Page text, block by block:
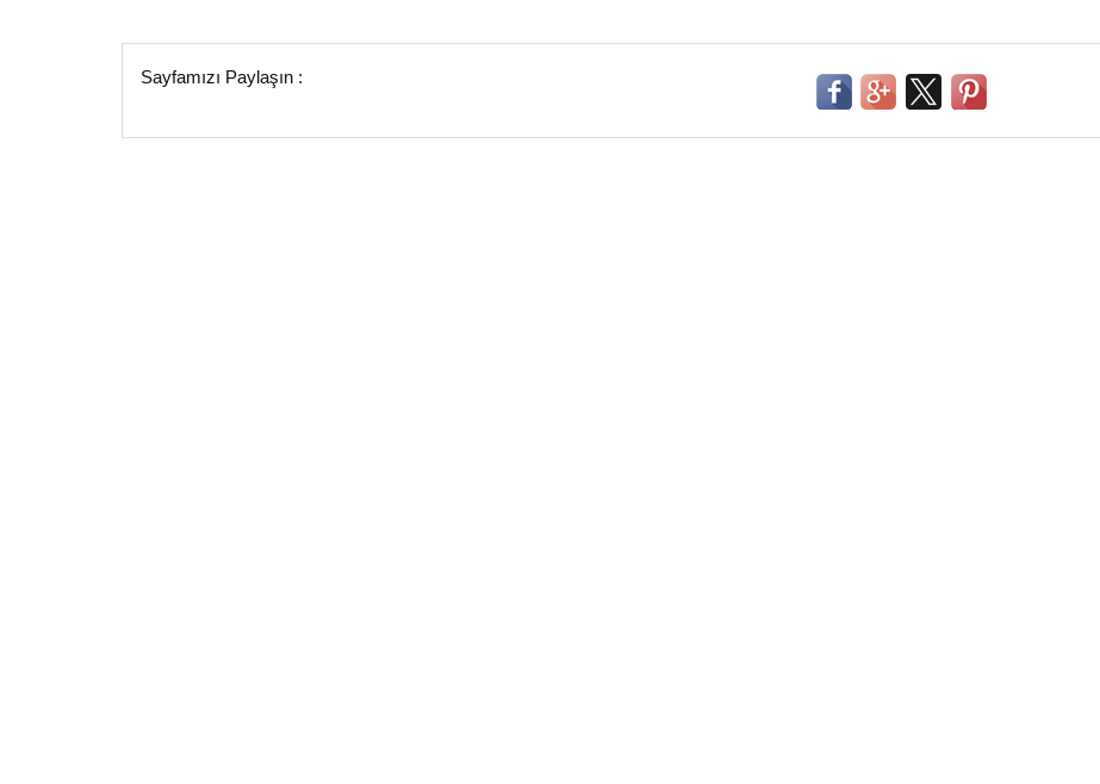
Sayfamızı Paylaşın :